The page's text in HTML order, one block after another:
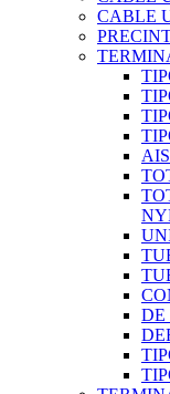
CABLE
DE